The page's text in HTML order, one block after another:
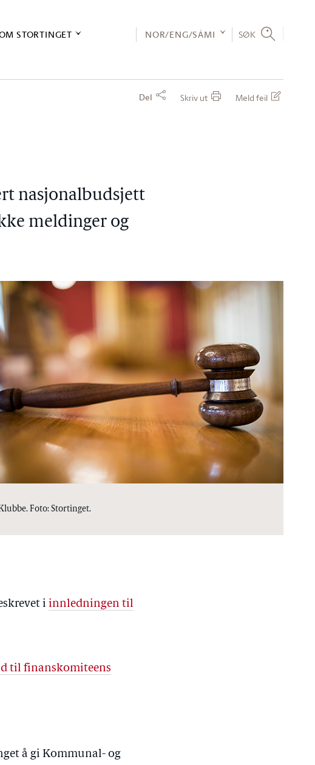
STORTINGET NOR/ENG/SÁMI SØK
Del Skriv ut Meld feil
nasjonalbudsjett
meldinger og
Foto: Stortinget.
iinnledningen til
til finanskomiteens
å gi Kommunal- og